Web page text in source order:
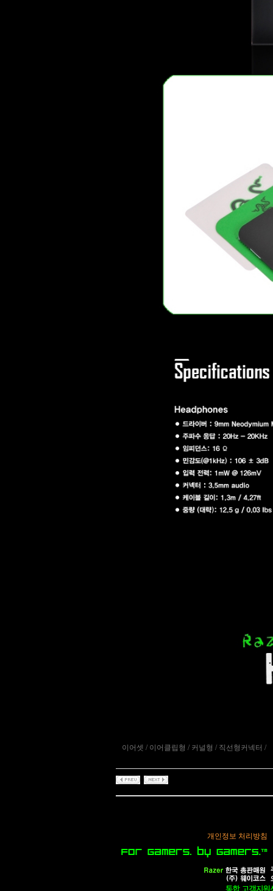
이어셋 / 이어클립형 / 커널형 / 직선형커넥터 /
개인정보 처리방침